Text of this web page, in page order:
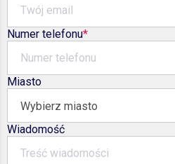
Numer telefonu
Miasto
Wybierz miasto
Wiadomość